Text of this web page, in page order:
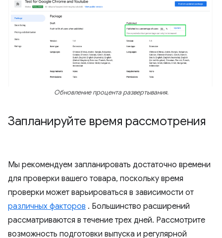
Обновление процента развертывания.
Запланируйте время рассмотрения
Мы рекомендуем запланировать достаточно времени
для проверки вашего товара, поскольку время
проверки может варьироваться в зависимости от
различных факторов . Большинство расширений
рассматриваются в течение трех дней. Рассмотрите
возможность подготовки выпуска и регулярной